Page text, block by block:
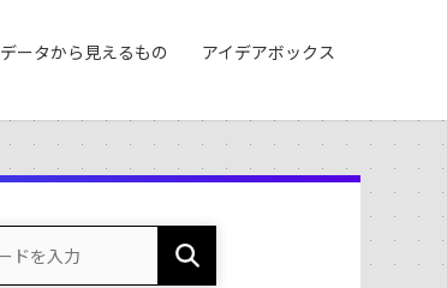
データから見えるもの アイデアボックス